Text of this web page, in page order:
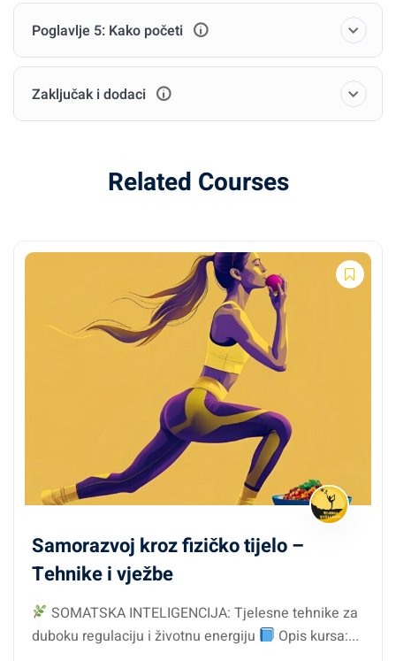
Poglavlje 5: Kako početi
Zaključak i dodaci
Related Courses
Samorazvoj kroz fizičko tijelo –
Tehnike i vježbe
SOMATSKA INTELIGENCIJA: Tjelesne tehnike za
duboku regulaciju i životnu energiju
Opis kursa:...